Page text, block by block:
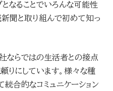
となることでいろんな可能性
聞と取り組んで初めて知っ
ならではの生活者との接点
りにしています。様々な種
合的なコミュニケーション